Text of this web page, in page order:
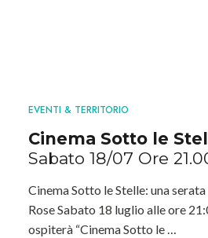
EVENTI & TERRITORIO
Cinema Sotto le
Sabato 18/07 Ore
Cinema Sotto le Stelle: una
Rose Sabato 18 luglio alle ore
ospiterà “Cinema Sotto le …